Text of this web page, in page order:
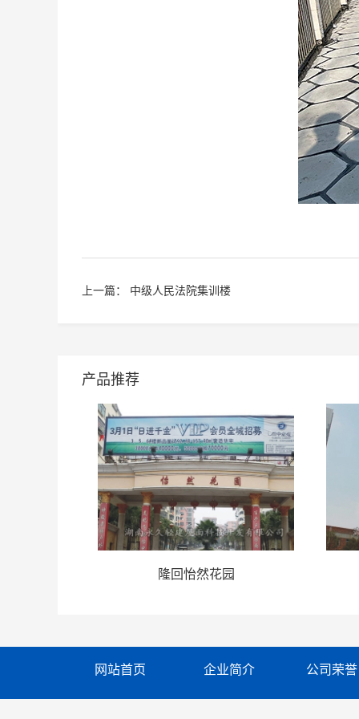
上一篇： 中级人民法院集训楼
产品推荐
隆回怡然花园
网站首页 企业简介 公司荣誉